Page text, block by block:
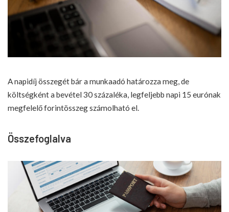
A napidíj összegét bár a munkaadó határozza meg, de
költségként a bevétel 30 százaléka, legfeljebb napi 15 eurónak
megfelelő forintösszeg számolható el.
Összefoglalva